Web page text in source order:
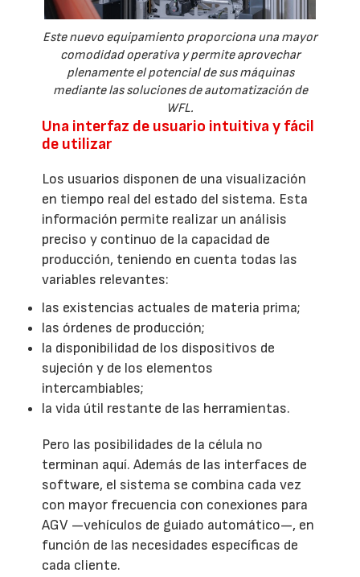
Este nuevo equipamiento proporciona una mayor
comodidad operativa y permite aprovechar
plenamente el potencial de sus máquinas
mediante las soluciones de automatización de
WFL.
Una interfaz de usuario intuitiva y fácil
de utilizar
Los usuarios disponen de una visualización
en tiempo real del estado del sistema. Esta
información permite realizar un análisis
preciso y continuo de la capacidad de
producción, teniendo en cuenta todas las
variables relevantes:
las existencias actuales de materia prima;
las órdenes de producción;
la disponibilidad de los dispositivos de
sujeción y de los elementos
intercambiables;
la vida útil restante de las herramientas.
Pero las posibilidades de la célula no
terminan aquí. Además de las interfaces de
software, el sistema se combina cada vez
con mayor frecuencia con conexiones para
AGV —vehículos de guiado automático—, en
función de las necesidades específicas de
cada cliente.